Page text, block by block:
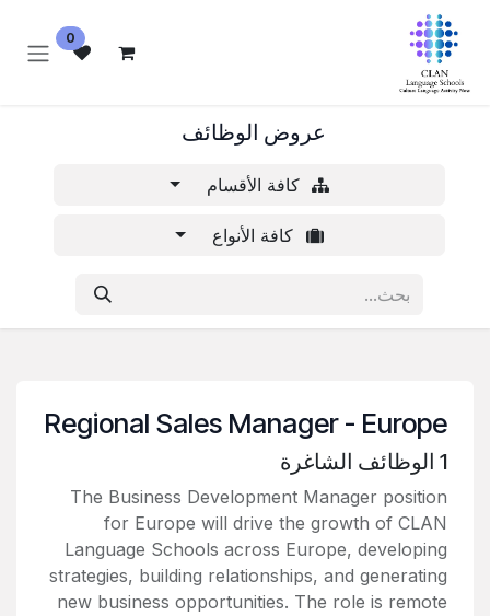
تخطي للذهاب إلى المحتوى
0
عروض الوظائف
كافة الأقسام
Regional Sales Manager - Europe
1 الوظائف الشاغرة
The Business Development Manager position
for Europe will drive the growth of CLAN
Language Schools across Europe, developing
strategies, building relationships, and generating
new business opportunities. The role is remote